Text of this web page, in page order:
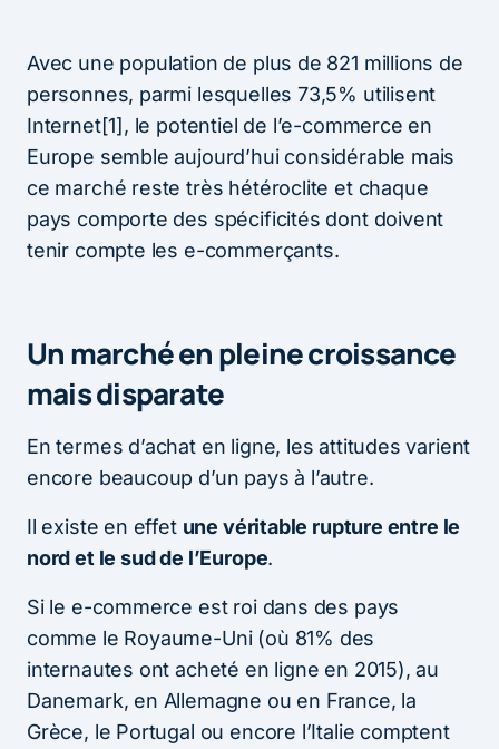
Avec une population de plus de 821 millions de
personnes, parmi lesquelles 73,5% utilisent
Internet[1], le potentiel de l’e-commerce en
Europe semble aujourd’hui considérable mais
ce marché reste très hétéroclite et chaque
pays comporte des spécificités dont doivent
tenir compte les e-commerçants.
Un marché en pleine croissance
mais disparate
En termes d’achat en ligne, les attitudes varient
encore beaucoup d’un pays à l’autre.
Il existe en effet une véritable rupture entre le
nord et le sud de l’Europe.
Si le e-commerce est roi dans des pays
comme le Royaume-Uni (où 81% des
internautes ont acheté en ligne en 2015), au
Danemark, en Allemagne ou en France, la
Grèce, le Portugal ou encore l’Italie comptent